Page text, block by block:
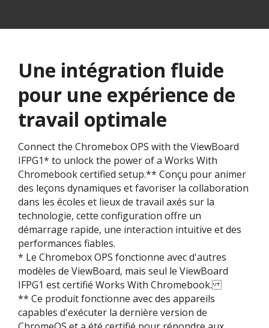
Une intégration fluide
pour une expérience de
travail optimale
Connect the Chromebox OPS with the ViewBoard
IFPG1* to unlock the power of a Works With
Chromebook certified setup.** Conçu pour animer
des leçons dynamiques et favoriser la collaboration
dans les écoles et lieux de travail axés sur la
technologie, cette configuration offre un
démarrage rapide, une interaction intuitive et des
performances fiables.
* Le Chromebox OPS fonctionne avec d'autres
modèles de ViewBoard, mais seul le ViewBoard
IFPG1 est certifié Works With Chromebook.
** Ce produit fonctionne avec des appareils
capables d'exécuter la dernière version de